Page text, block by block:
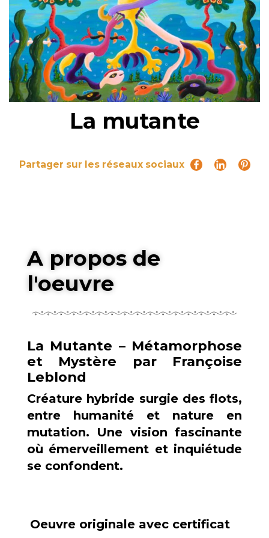
La mutante
Partager sur les réseaux sociaux
A propos de
l'oeuvre
La Mutante – Métamorphose
et Mystère par Françoise
Leblond
Créature hybride surgie des flots,
entre humanité et nature en
mutation. Une vision fascinante
où émerveillement et inquiétude
se confondent.
Oeuvre originale avec certificat